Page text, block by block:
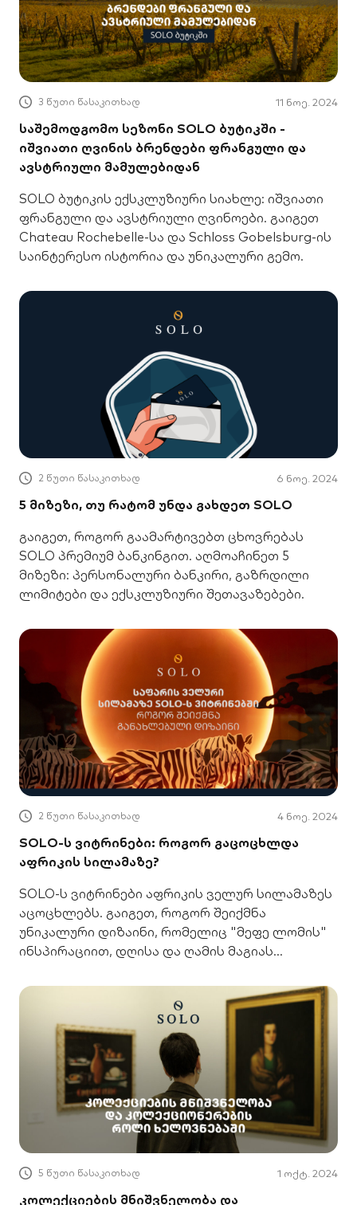
3 წუთი წასაკითხად 11 ნოე. 2024
საშემოდგომო სეზონი SOLO ბუტიკში -
იშვიათი ღვინის ბრენდები ფრანგული და
ავსტრიული მამულებიდან
SOLO ბუტიკის ექსკლუზიური სიახლე: იშვიათი
ფრანგული და ავსტრიული ღვინოები. გაიგეთ
Chateau Rochebelle-სა და Schloss Gobelsburg-ის
საინტერესო ისტორია და უნიკალური გემო.
2 წუთი წასაკითხად 6 ნოე. 2024
5 მიზეზი, თუ რატომ უნდა გახდეთ SOLO
გაიგეთ, როგორ გაამარტივებთ ცხოვრებას
SOLO პრემიუმ ბანკინგით. აღმოაჩინეთ 5
მიზეზი: პერსონალური ბანკირი, გაზრდილი
ლიმიტები და ექსკლუზიური შეთავაზებები.
2 წუთი წასაკითხად 4 ნოე. 2024
SOLO-ს ვიტრინები: როგორ გაცოცხლდა
აფრიკის სილამაზე?
SOLO-ს ვიტრინები აფრიკის ველურ სილამაზეს
აცოცხლებს. გაიგეთ, როგორ შეიქმნა
უნიკალური დიზაინი, რომელიც "მეფე ლომის"
ინსპირაციით, დღისა და ღამის მაგიას
5 წუთი წასაკითხად 1 ოქტ. 2024
კოლექციების მნიშვნელობა და